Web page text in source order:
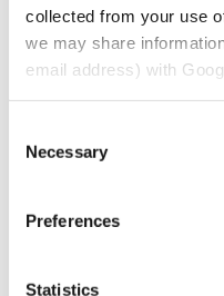
collected from your use
we may share
email address) with
Selection
Necessary
Preferences
Statistics